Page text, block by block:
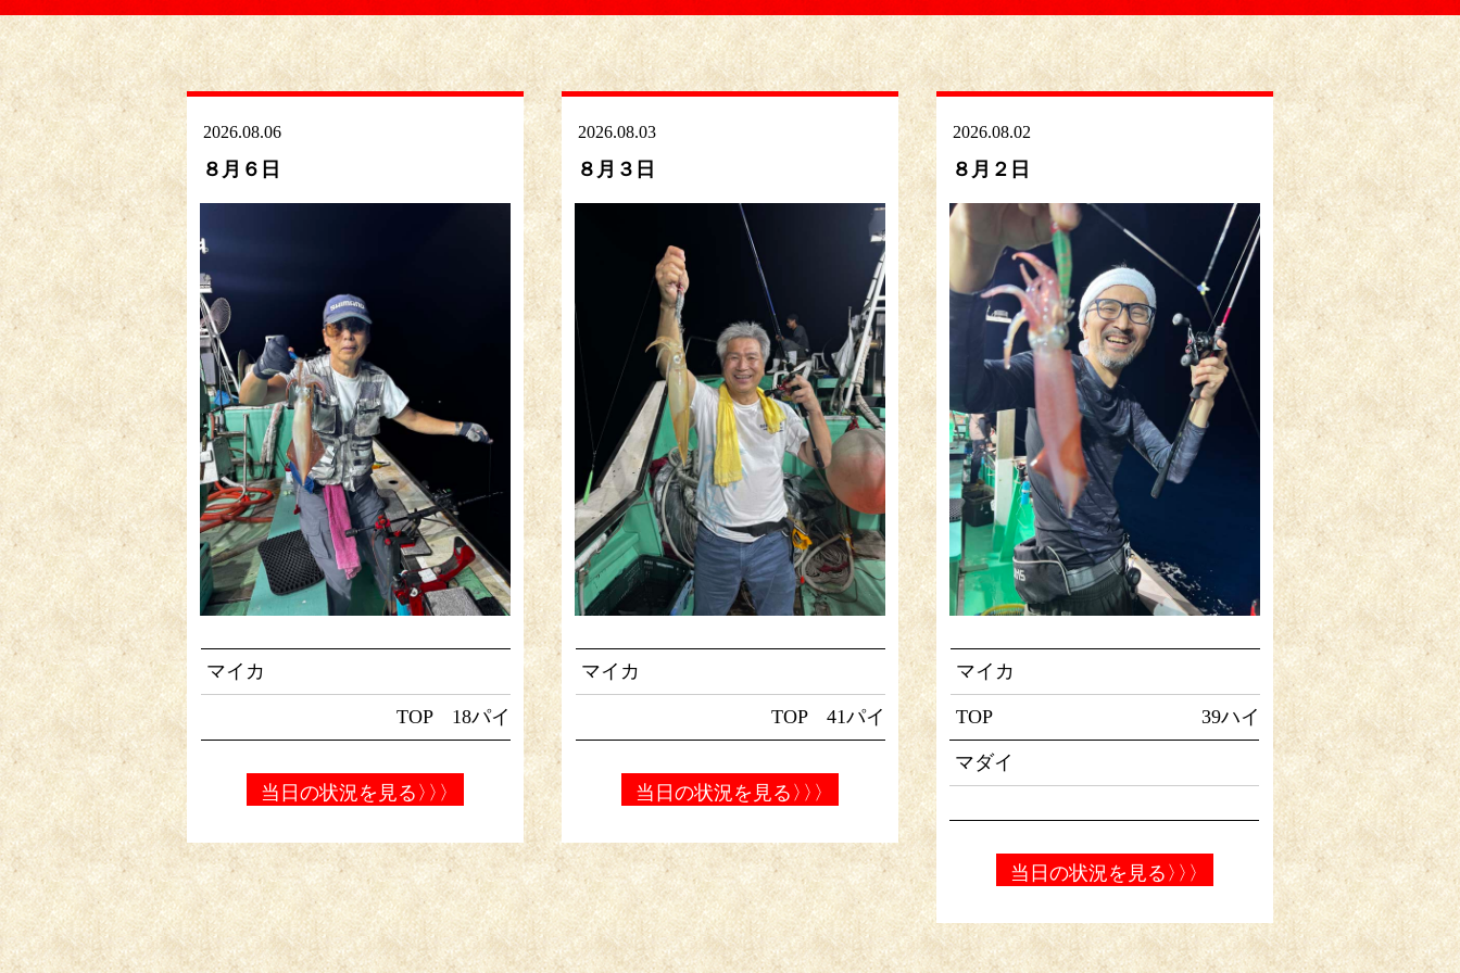
2026.08.06
８月６日
マイカ
TOP 18パイ
当日の状況を見る 〉〉〉
2026.08.03
８月３日
マイカ
TOP 41パイ
当日の状況を見る 〉〉〉
2026.08.02
８月２日
マイカ
TOP 39ハイ
マダイ
当日の状況を見る 〉〉〉